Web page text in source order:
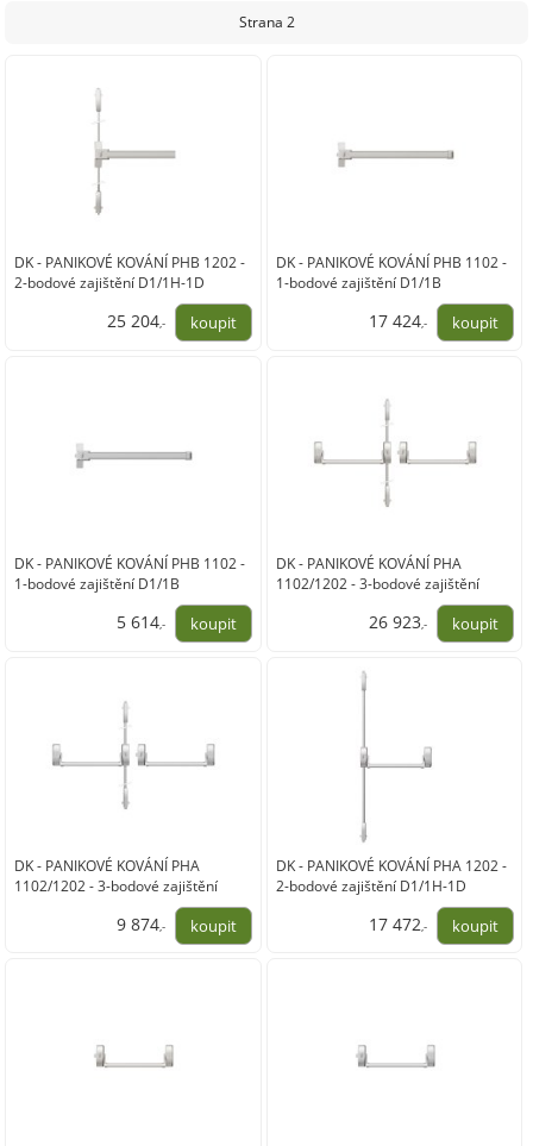
Strana 2
DK - PANIKOVÉ KOVÁNÍ PHB 1202 -
2-bodové zajištění D1/1H-1D
25 204,-
DK - PANIKOVÉ KOVÁNÍ PHB 1102 -
1-bodové zajištění D1/1B
17 424,-
DK - PANIKOVÉ KOVÁNÍ PHB 1102 -
1-bodové zajištění D1/1B
5 614,-
DK - PANIKOVÉ KOVÁNÍ PHA
1102/1202 - 3-bodové zajištění
26 923,-
DK - PANIKOVÉ KOVÁNÍ PHA
1102/1202 - 3-bodové zajištění
9 874,-
DK - PANIKOVÉ KOVÁNÍ PHA 1202 -
2-bodové zajištění D1/1H-1D
17 472 ,-